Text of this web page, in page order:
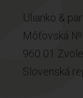
Ulianko &
Môťovská
960 01
Slovenská